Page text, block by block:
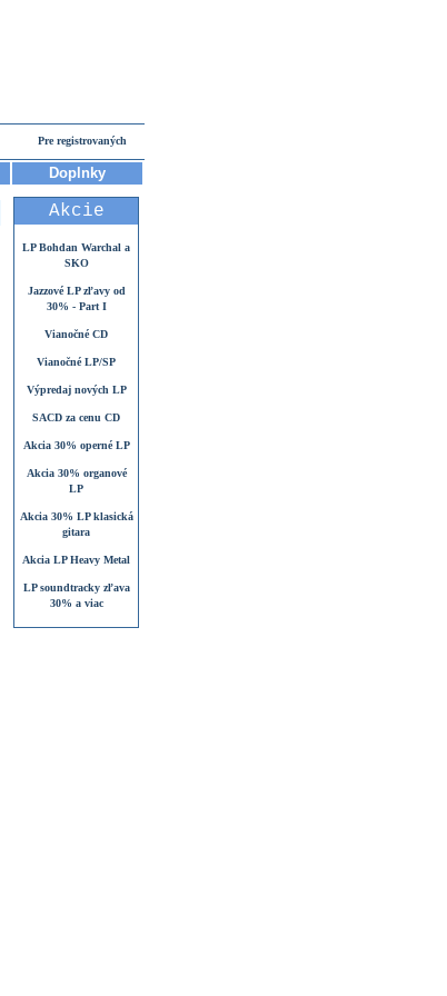
Pre registrovaných
Doplnky
Akcie
LP Bohdan Warchal a
SKO
Jazzové LP zľavy od
30% - Part I
Vianočné CD
Vianočné LP/SP
Výpredaj nových LP
SACD za cenu CD
Akcia 30% operné LP
Akcia 30% organové
LP
Akcia 30% LP klasická
gitara
Akcia LP Heavy Metal
LP soundtracky zľava
30% a viac